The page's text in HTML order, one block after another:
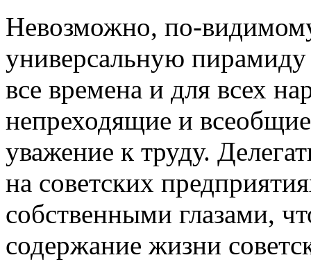
Невозможно, по-
универсальную
все времена и для всех
непреходящие и
уважение к труду.
на советских
собственными глазами,
содержание жизни